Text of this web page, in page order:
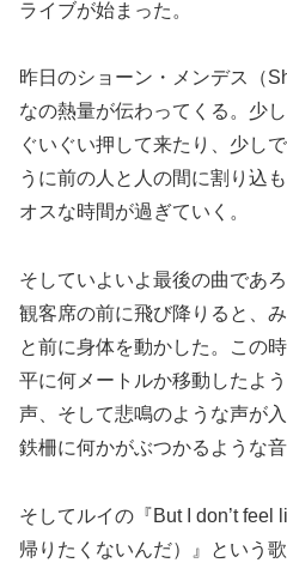
ライブが始まった。
昨日のショーン・メンデス（
なの熱量が伝わってくる。少
ぐいぐい押して来たり、少し
うに前の人と人の間に割り込
オスな時間が過ぎていく。
そしていよいよ最後の曲であ
観客席の前に飛び降りると、
と前に身体を動かした。この
平に何メートルか移動したよ
声、そして悲鳴のような声が
鉄柵に何かがぶつかるような音
そしてルイの『But I don’t feel
帰りたくないんだ）』という歌